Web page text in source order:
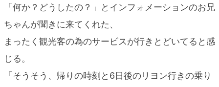
「何か？どうしたの？」とインフォメーションのお兄
ちゃんが聞きに来てくれた、
まったく観光客の為のサービスが行きとどいてると感
じる。
「そうそう、帰りの時刻と6日後のリヨン行きの乗り